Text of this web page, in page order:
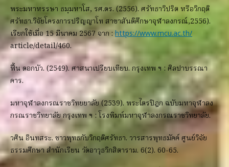
พระมหาหรรษา ธมฺมหาโส, รศ.ดร. (2556). ศรัทธาวิปริต หรือวิกฤติ
ศรัทธา.วิจัยโครงการปริญญาโท สาขาสันติศึกษาจุฬาลงกรณ์,2556).
เรียกใช้เมื่อ 15 มีนาคม 2567 จาก : https://www.mcu.ac.th/
article/detail/460.
ฟื้น ดอกบัว. (2549). ศาสนาเปรียบเทียบ. กรุงเทพ ฯ : ศิลปาบรรณา
คาร.
มหาจุฬาลงกรณราชวิทยยาลัย (2539). พระไตรปิฎก ฉบับมหาจุฬาลง
กรณราชวิทยาลัย กรุงเทพ ฯ : โรงพิมพ์มหาจุฬาลงกรณราชวิทยาลัย.
วศิน อินทสระ. ชาวพุทธกับวิกฤติศรัทธา. วารสารพุทธมัคค์ ศูนย์วิจัย
ธรรมศึกษา สำนักเรียน วัดอาวุธวิกสิตาราม. 6(2). 60-65.